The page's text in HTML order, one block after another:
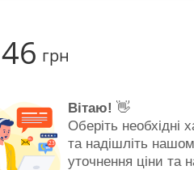
грн
Вітаю! 👋
Оберіть необхідні
та надішліть
уточнення ціни та